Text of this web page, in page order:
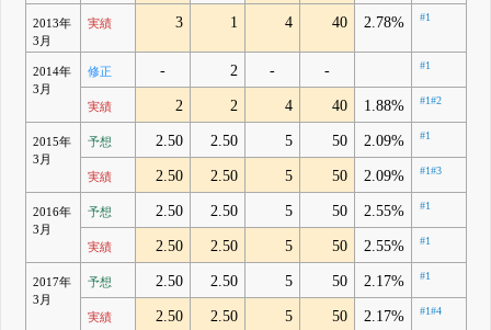
2013年
3月
実績 3 1 4 40 2.78% #1
2014年
3月
修正 - 2 - - #1
実績 2 2 4 40 1.88% #1#2
2015年
3月
予想 2.50 2.50 5 50 2.09% #1
実績 2.50 2.50 5 50 2.09% #1#3
2016年
3月
予想 2.50 2.50 5 50 2.55% #1
実績 2.50 2.50 5 50 2.55% #1
2017年
3月
予想 2.50 2.50 5 50 2.17% #1
実績 2.50 2.50 5 50 2.17% #1#4